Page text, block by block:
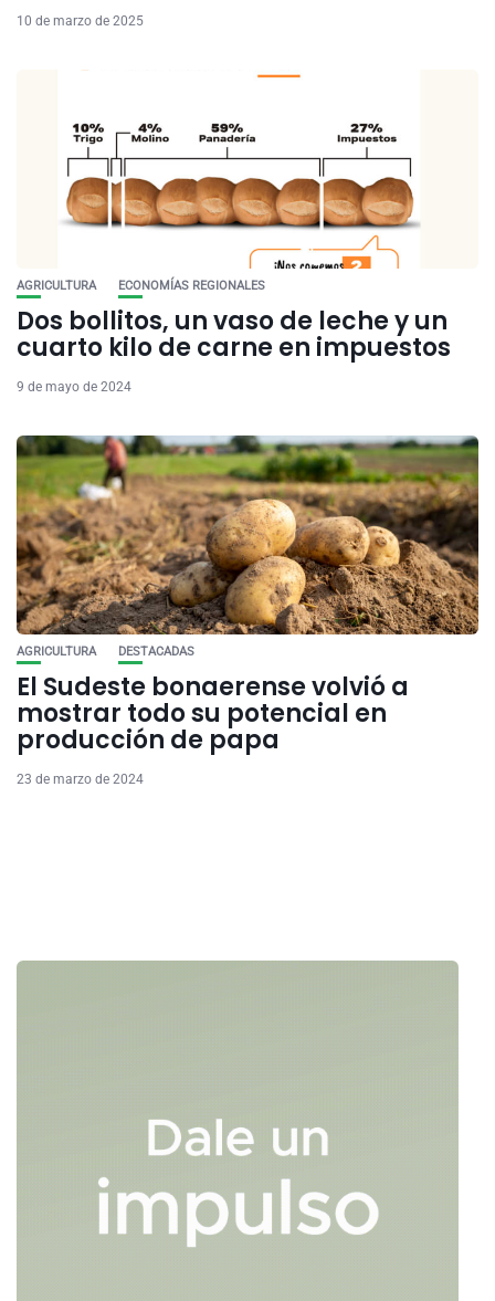
10 de marzo de 2025
AGRICULTURA ECONOMÍAS REGIONALES
Dos bollitos, un vaso de leche y un
cuarto kilo de carne en impuestos
9 de mayo de 2024
AGRICULTURA DESTACADAS
El Sudeste bonaerense volvió a
mostrar todo su potencial en
producción de papa
23 de marzo de 2024